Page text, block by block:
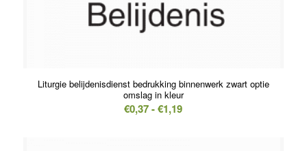
Liturgie belijdenisdienst bedrukking binnenwerk zwart optie
omslag in kleur
€0,37 - €1,19Prijsklasse: